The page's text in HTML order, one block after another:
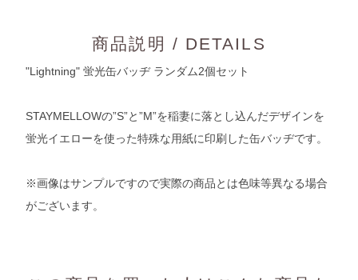
商品説明 / DETAILS
"Lightning" 蛍光缶バッヂ ランダム2個セット
STAYMELLOWの”S”と”M”を稲妻に落とし込んだデザインを
蛍光イエローを使った特殊な用紙に印刷した缶バッヂです。
※画像はサンプルですので実際の商品とは色味等異なる場合
がございます。